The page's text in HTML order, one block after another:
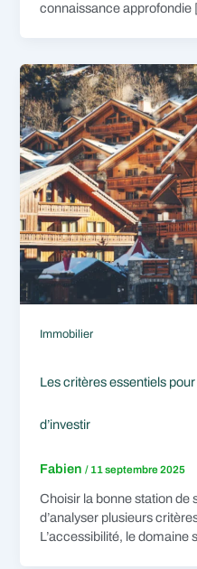
connaissance approfondie
Immobilier
Les critères essentiels
d’investir
Fabien/ 11 septembre 2025
Choisir la bonne station de
d’analyser plusieurs
L’accessibilité, le domaine